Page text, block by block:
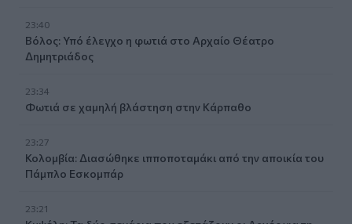
23:40
Βόλος: Υπό έλεγχο η φωτιά στο Αρχαίο Θέατρο
Δημητριάδος
23:34
Φωτιά σε χαμηλή βλάστηση στην Κάρπαθο
23:27
Κολομβία: Διασώθηκε ιπποποταμάκι από την αποικία του
Πάμπλο Εσκομπάρ
23:21